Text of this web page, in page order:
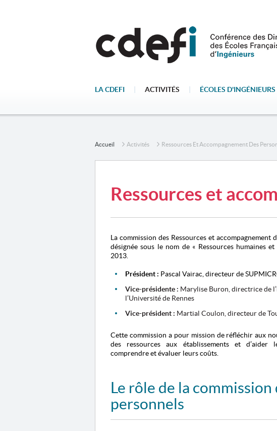
LA CDEFI ACTIVITÉS ÉCOLES D'INGÉNIEURS
Accueil Activités Ressources Et Accompagnement Des
Ressources et
La commission des Ressources et accompagnement
désignée sous le nom de « Ressources humaines
2013.
Président : Pascal Vairac, directeur de
Vice-présidente : Marylise Buron, directrice de
l’Université de Rennes
Vice-président : Martial Coulon, directeur de
Cette commission a pour mission de réfléchir aux
des ressources aux établissements et d’aider
comprendre et évaluer leurs coûts.
Le rôle de la commission
personnels